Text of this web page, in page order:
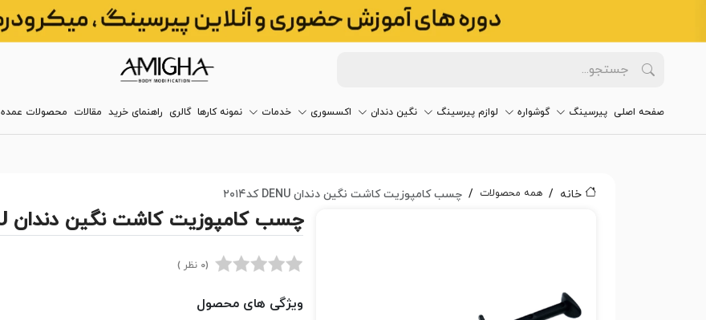
صفحه اصلی پیرسینگ گوشواره لوازم پیرسینگ نگین دندان اکسسوری خدمات نمونه کارها گالری راهنمای خرید مقالات محصولات عمده
خانه همه محصولات چسب کامپوزیت کاشت نگین دندان DENU کد۲۰۱۴
چسب کامپوزیت کاشت نگین دندان DENU کد۲۰۱۴
(0 نظر )
ویژگی های محصول